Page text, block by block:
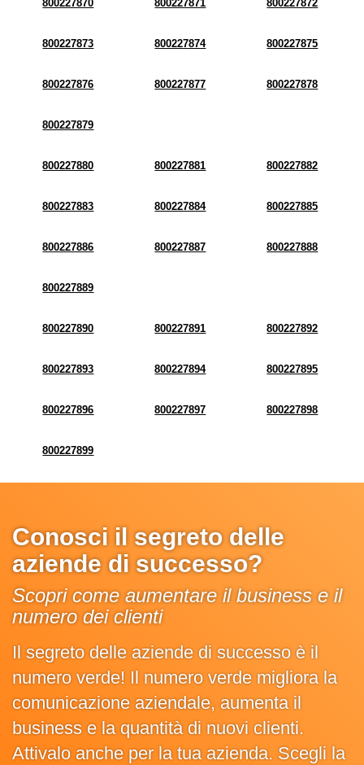
800227870 800227871 800227872
800227873 800227874 800227875
800227876 800227877 800227878
800227879
800227880 800227881 800227882
800227883 800227884 800227885
800227886 800227887 800227888
800227889
800227890 800227891 800227892
800227893 800227894 800227895
800227896 800227897 800227898
800227899
Conosci il segreto delle
aziende di successo?
Scopri come aumentare il business e il
numero dei clienti
Il segreto delle aziende di successo è il
numero verde! Il numero verde migliora la
comunicazione aziendale, aumenta il
business e la quantità di nuovi clienti.
Attivalo anche per la tua azienda. Scegli la